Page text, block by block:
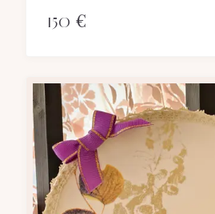
Zephyr and co Pol
150 €